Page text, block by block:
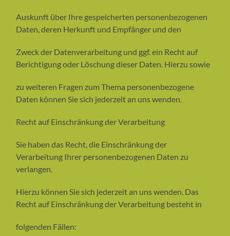
Auskunft über Ihre gespeicherten personenbezogenen
Daten, deren Herkunft und Empfänger und den
Zweck der Datenverarbeitung und ggf. ein Recht auf
Berichtigung oder Löschung dieser Daten. Hierzu sowie
zu weiteren Fragen zum Thema personenbezogene
Daten können Sie sich jederzeit an uns wenden.
Recht auf Einschränkung der Verarbeitung
Sie haben das Recht, die Einschränkung der
Verarbeitung Ihrer personenbezogenen Daten zu
verlangen.
Hierzu können Sie sich jederzeit an uns wenden. Das
Recht auf Einschränkung der Verarbeitung besteht in
folgenden Fällen: